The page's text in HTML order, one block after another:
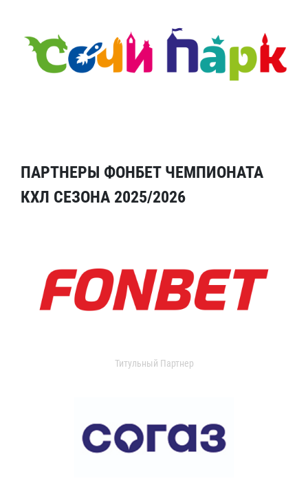
ПАРТНЕРЫ ФОНБЕТ ЧЕМПИОНАТА
КХЛ СЕЗОНА 2025/2026
Титульный Партнер